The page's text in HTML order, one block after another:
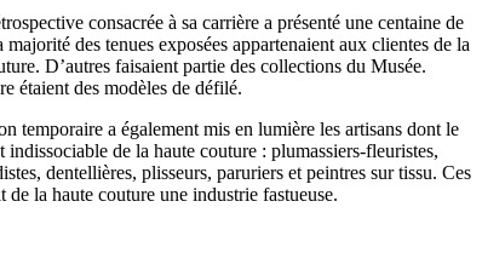
consacrée à sa carrière a présenté une centaine de
majorité des tenues exposées appartenaient aux clientes de la
D’autres faisaient partie des collections du Musée.
étaient des modèles de défilé.
temporaire a également mis en lumière les artisans dont le
indissociable de la haute couture : plumassiers-fleuristes,
dentellières, plisseurs, paruriers et peintres sur tissu. Ces
de la haute couture une industrie fastueuse.